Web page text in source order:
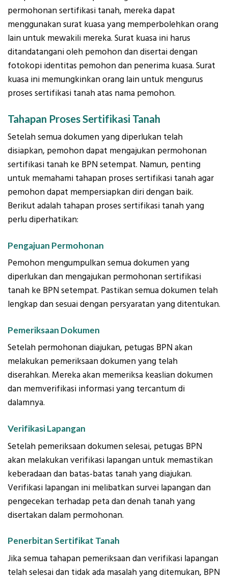
permohonan sertifikasi tanah, mereka dapat
menggunakan surat kuasa yang memperbolehkan orang
lain untuk mewakili mereka. Surat kuasa ini harus
ditandatangani oleh pemohon dan disertai dengan
fotokopi identitas pemohon dan penerima kuasa. Surat
kuasa ini memungkinkan orang lain untuk mengurus
proses sertifikasi tanah atas nama pemohon.
Tahapan Proses Sertifikasi Tanah
Setelah semua dokumen yang diperlukan telah
disiapkan, pemohon dapat mengajukan permohonan
sertifikasi tanah ke BPN setempat. Namun, penting
untuk memahami tahapan proses sertifikasi tanah agar
pemohon dapat mempersiapkan diri dengan baik.
Berikut adalah tahapan proses sertifikasi tanah yang
perlu diperhatikan:
Pengajuan Permohonan
Pemohon mengumpulkan semua dokumen yang
diperlukan dan mengajukan permohonan sertifikasi
tanah ke BPN setempat. Pastikan semua dokumen telah
lengkap dan sesuai dengan persyaratan yang ditentukan.
Pemeriksaan Dokumen
Setelah permohonan diajukan, petugas BPN akan
melakukan pemeriksaan dokumen yang telah
diserahkan. Mereka akan memeriksa keaslian dokumen
dan memverifikasi informasi yang tercantum di
dalamnya.
Verifikasi Lapangan
Setelah pemeriksaan dokumen selesai, petugas BPN
akan melakukan verifikasi lapangan untuk memastikan
keberadaan dan batas-batas tanah yang diajukan.
Verifikasi lapangan ini melibatkan survei lapangan dan
pengecekan terhadap peta dan denah tanah yang
disertakan dalam permohonan.
Penerbitan Sertifikat Tanah
Jika semua tahapan pemeriksaan dan verifikasi lapangan
telah selesai dan tidak ada masalah yang ditemukan, BPN